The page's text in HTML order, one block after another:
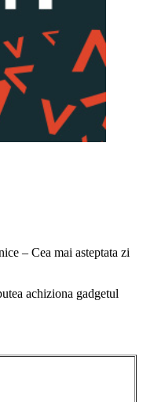
– Cea mai asteptata zi
achiziona gadgetul